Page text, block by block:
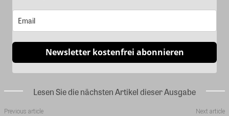
Newsletter kostenfrei abonnieren
Lesen Sie die nächsten Artikel dieser Ausgabe
Previous article Next article